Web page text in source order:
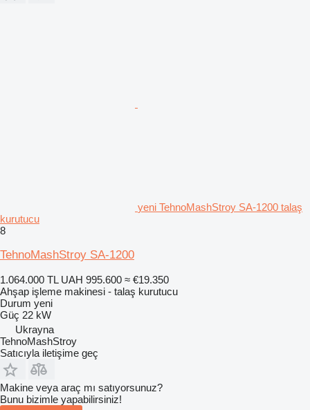
yeni TehnoMashStroy SA-1200 talaş
kurutucu
8
TehnoMashStroy SA-1200
1.064.000 TL UAH 995.600 ≈ €19.350
Ahşap işleme makinesi - talaş kurutucu
Durum yeni
Güç 22 kW
Ukrayna
TehnoMashStroy
Satıcıyla iletişime geç
Makine veya araç mı satıyorsunuz?
Bunu bizimle yapabilirsiniz!